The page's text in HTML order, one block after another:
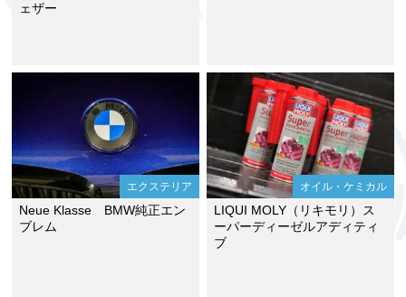
ェザー
エクステリア
Neue Klasse BMW純正エン
ブレム
オイル・ケミカル
LIQUI MOLY（リキモリ）ス
ーパーディーゼルアディティ
ブ